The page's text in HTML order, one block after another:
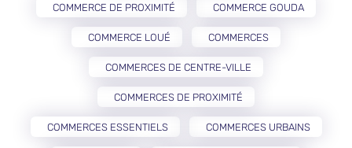
COMMERCE DE PROXIMITÉ COMMERCE GOUDA
COMMERCE LOUÉ COMMERCES
COMMERCES DE CENTRE-VILLE
COMMERCES DE PROXIMITÉ
COMMERCES ESSENTIELS COMMERCES URBAINS